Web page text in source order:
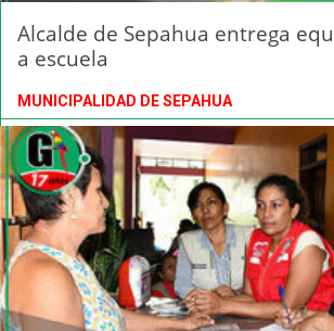
Alcalde de Sepahua entrega
a escuela
MUNICIPALIDAD DE SEPAHUA